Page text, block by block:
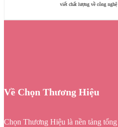
viết chất lượng về công
Về Chọn Thương Hiệu
Chọn Thương Hiệu là nền tảng